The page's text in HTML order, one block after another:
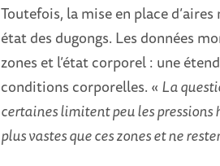
Toutefois, la mise en place
état des dugongs. Les données
zones et l’état corporel : une
conditions corporelles. « La
certaines limitent peu les pressions
plus vastes que ces zones et ne